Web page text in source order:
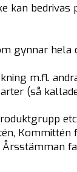
kan
gynnar hela
m.fl.
(så
Kommittén